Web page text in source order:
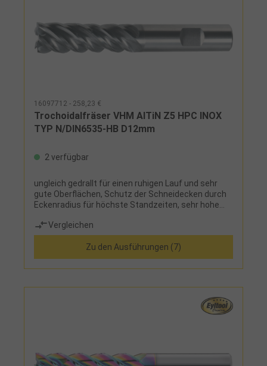
16097712 - 258,23 €
Trochoidalfräser VHM AlTiN Z5 HPC INOX
TYP N/DIN6535-HB D12mm
2 verfügbar
ungleich gedrallt für einen ruhigen Lauf und sehr
gute Oberflächen, Schutz der Schneidecken durch
Eckenradius für höchste Standzeiten, sehr hohe
Spannuten im Frontbereich, Schneiden mit
Spanteilern reduzieren die Schnittkräfte und sorgen
für kurze Späne
Vergleichen
Zu den Ausführungen (7)